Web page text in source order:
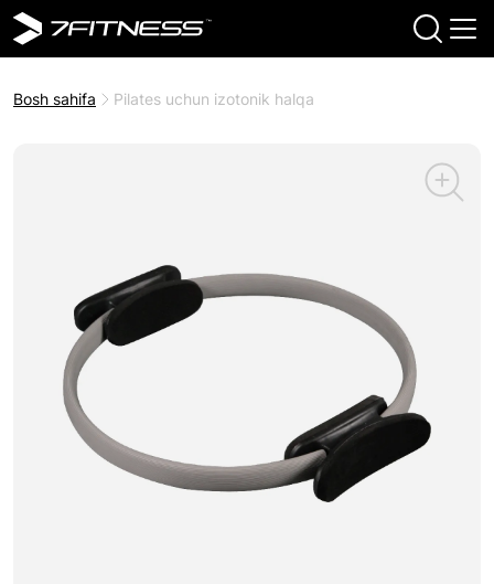
Bosh sahifa Pilates uchun izotonik halqa